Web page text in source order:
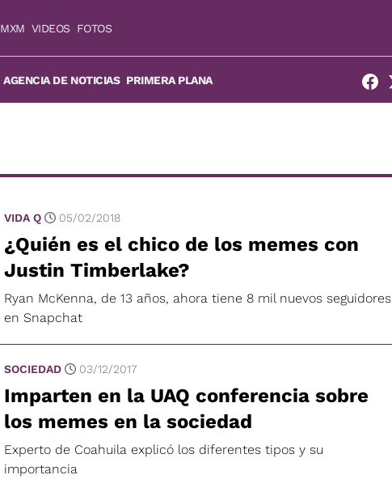
MXM VIDEOS FOTOS
AGENCIA DE NOTICIAS PRIMERA PLANA
VIDA Q 05/02/2018
¿Quién es el chico de los memes con
Justin Timberlake?
Ryan McKenna, de 13 años, ahora tiene 8 mil nuevos seguidores
en Snapchat
SOCIEDAD 03/12/2017
Imparten en la UAQ conferencia sobre
los memes en la sociedad
Experto de Coahuila explicó los diferentes tipos y su
importancia